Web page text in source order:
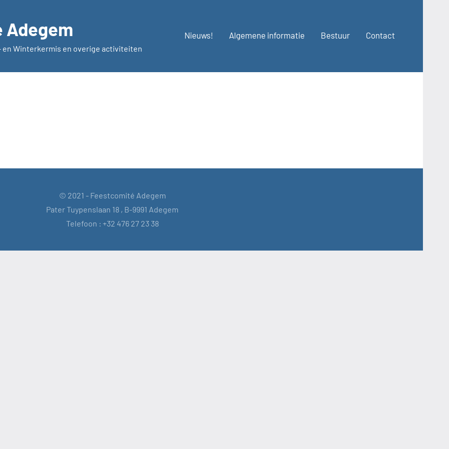
Adegem
Winterkermis en overige activiteiten
Nieuws! Algemene informatie Bestuur Contact
© 2021 - Feestcomité Adegem
Pater Tuypenslaan 18 , B-9991 Adegem
Telefoon : +32 476 27 23 38